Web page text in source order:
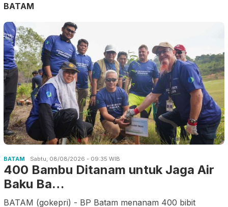
BATAM
BATAM Sabtu, 08/08/2026 - 09:35 WIB
400 Bambu Ditanam untuk Jaga Air
Baku Ba…
BATAM (gokepri) - BP Batam menanam 400 bibit